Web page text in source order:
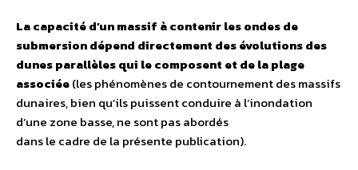
La capacité d’un massif à contenir les ondes de
submersion dépend directement des évolutions des
dunes parallèles qui le composent et de la plage
associée(les phénomènes de contournement des massifs
dunaires, bien qu’ils puissent conduire à l’inondation
d’une zone basse, ne sont pas abordés
dans le cadre de la présente publication).